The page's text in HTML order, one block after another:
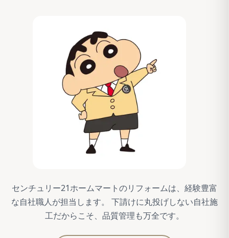
センチュリー21ホームマートのリフォームは、経験豊富
な自社職人が担当します。 下請けに丸投げしない自社施
工だからこそ、品質管理も万全です。